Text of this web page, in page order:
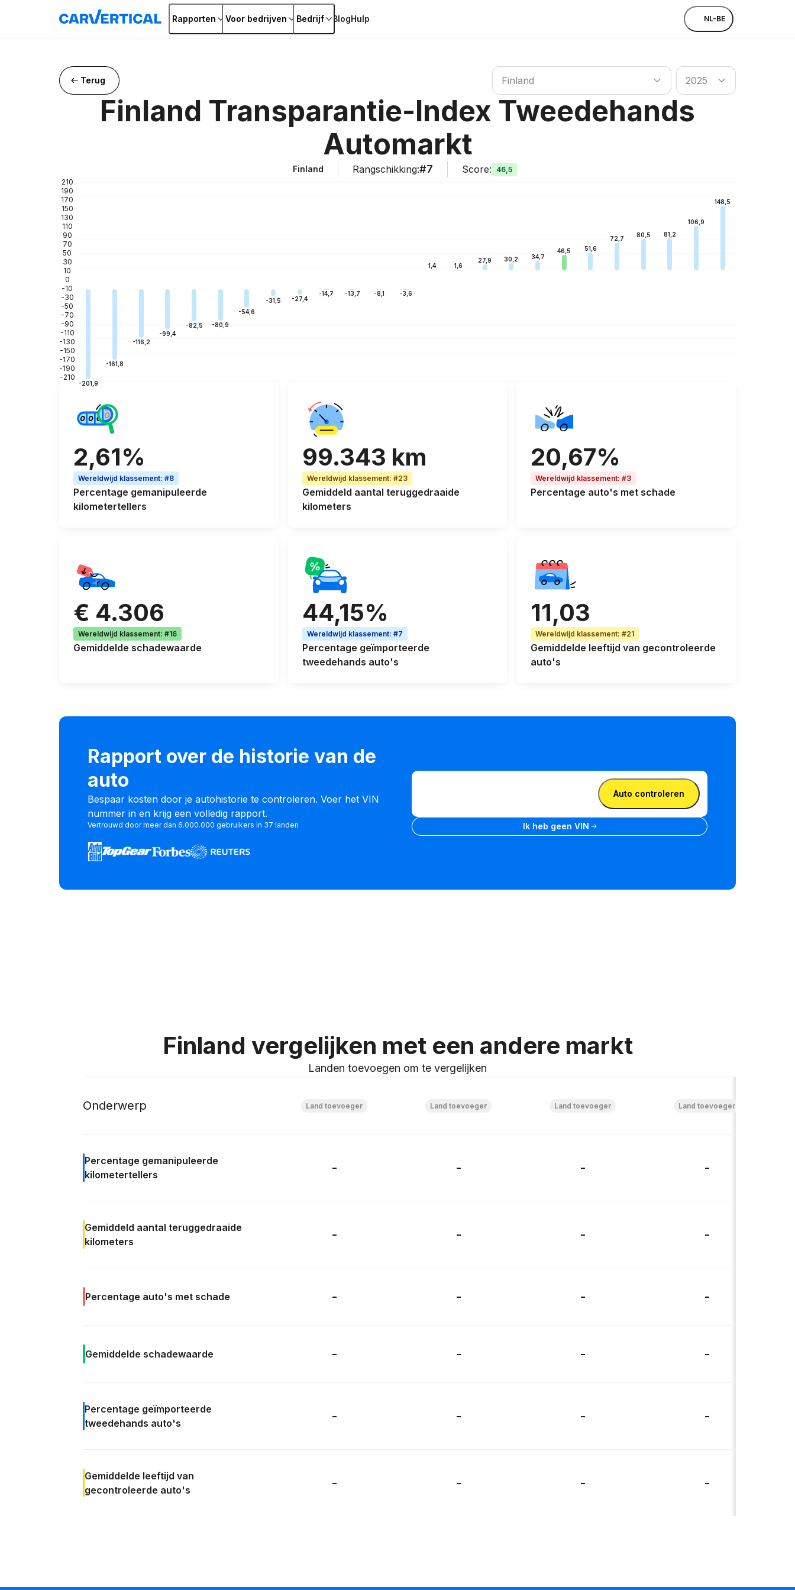
Rapporten Voor bedrijven Bedrijf BlogHulp NL-BE
Terug
Land zoeken
Finland
Land zoeken
2025
Finland Transparantie-Index Tweedehands
Automarkt
Finland Rangschikking:#7 Score:
46,5
210
190
170
150
130
110
90
70
50
30
10
0
-10
-30
-50
-70
-90
-110
-130
-150
-170
-190
-210
-201,9
-161,8
-116,2
-99,4
-82,5 -80,9
-54,6
-31,5 -27,4
-14,7 -13,7 -8,1 -3,6
1,4 1,6
27,9 30,2 34,7
46,5 51,6
72,7
80,5 81,2
106,9
148,5
2,61%
Wereldwijd klassement: #8
Percentage gemanipuleerde
kilometertellers
99.343 km
Wereldwijd klassement: #23
Gemiddeld aantal teruggedraaide
kilometers
20,67%
Wereldwijd klassement:#3
Percentage auto's met schade
€ 4.306
Wereldwijd klassement: #16
Gemiddelde schadewaarde
44,15%
Wereldwijd klassement: #7
Percentage geïmporteerde
tweedehands auto's
11,03
Wereldwijd klassement:#21
Gemiddelde leeftijd van gecontroleerde
auto's
Rapport over de historie van de
auto
Bespaar kosten door je autohistorie te controleren. Voer het VIN
nummer in en krijg een volledig rapport.
Vertrouwd door meer dan 6.000.000 gebruikers in 37 landen
VIN invoeren
VIN invoeren
Auto controleren
Ik heb geen VIN
Finland vergelijken met een andere markt
Landen toevoegen om te vergelijken
Onderwerp
Percentage gemanipuleerde
kilometertellers
- - - -
Gemiddeld aantal teruggedraaide
kilometers
- - - -
Percentage auto's met schade - - - -
Gemiddelde schadewaarde - - - -
Percentage geïmporteerde
tweedehands auto's
- - - -
Gemiddelde leeftijd van
gecontroleerde auto's
- - - -